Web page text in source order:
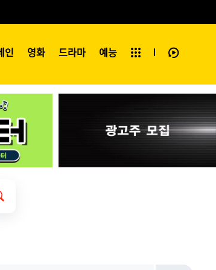
인 영화 드라마 예능
전체보기